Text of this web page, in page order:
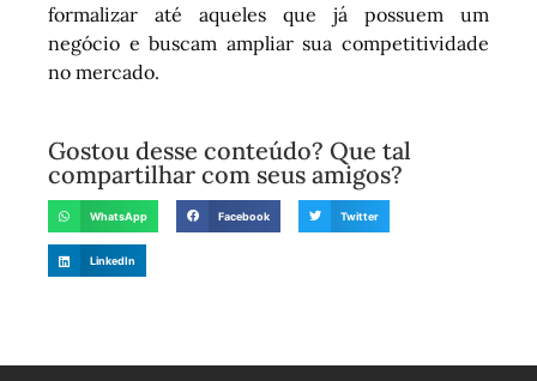
formalizar até aqueles que já possuem um
negócio e buscam ampliar sua competitividade
no mercado.
Gostou desse conteúdo? Que tal
compartilhar com seus amigos?
WhatsApp Facebook Twitter
LinkedIn